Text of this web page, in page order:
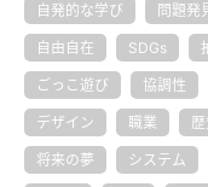
自発的な学び 問題発
自由自在 SDGs
ごっこ遊び 協調性
デザイン 職業
将来の夢 システム